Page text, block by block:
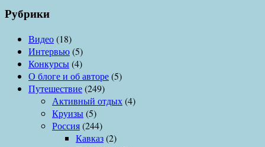
Рубрики
Видео(18)
Интервью(5)
Конкурсы(4)
О блоге и об авторе(5)
Путешествие(249)
Активный отдых(4)
Круизы(5)
Россия(244)
Кавказ(2)